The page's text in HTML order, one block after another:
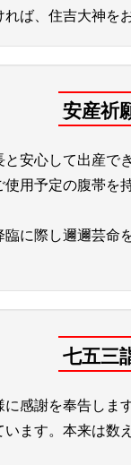
ば、住吉大神を
安産祈
安心して出産で
用予定の腹帯を
に際し邇邇芸命
七五三
感謝を奉告しま
ます。本来は数